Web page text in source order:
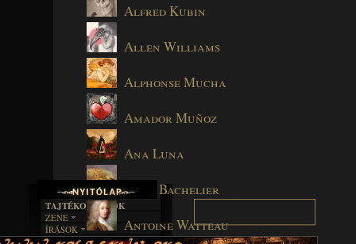
Alfred Kubin
Allen Williams
Alphonse Mucha
Amador Muñoz
Ana Luna
Anne Bachelier
Antoine Watteau
TAJTÉKOS LAPOK
ZENE
EGYÜTTESEK
ÍRÁSOK
BOSZORKÁNYKONYHA